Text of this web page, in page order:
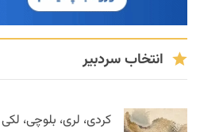
انتخاب سردبیر
کردی، لری، بلوچی،